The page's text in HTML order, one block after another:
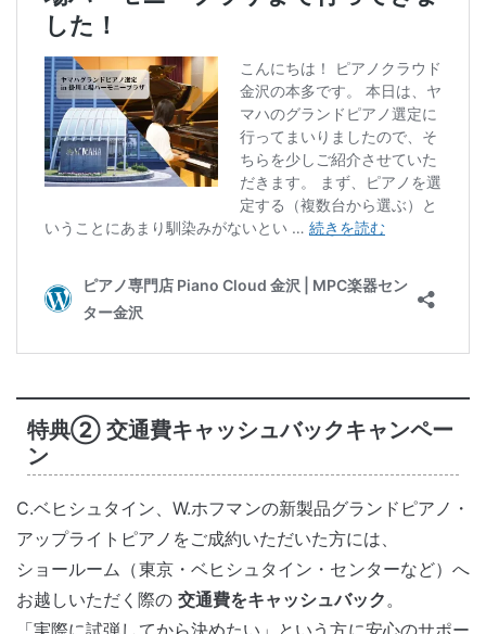
特典② 交通費キャッシュバックキャンペー
ン
C.ベヒシュタイン、W.ホフマンの新製品グランドピアノ・
アップライトピアノをご成約いただいた方には、
ショールーム（東京・ベヒシュタイン・センターなど）へ
お越しいただく際の 交通費をキャッシュバック。